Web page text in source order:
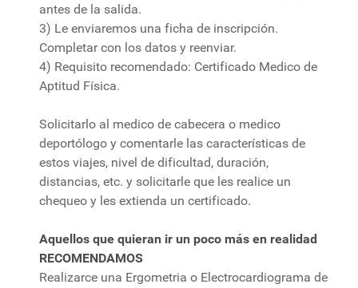
antes de la salida.
3) Le enviaremos una ficha de inscripción.
Completar con los datos y reenviar.
4) Requisito recomendado: Certificado Medico de
Aptitud Física.
Solicitarlo al medico de cabecera o medico
deportólogo y comentarle las características de
estos viajes, nivel de dificultad, duración,
distancias, etc. y solicitarle que les realice un
chequeo y les extienda un certificado.
Aquellos que quieran ir un poco más en realidad
RECOMENDAMOS
Realizarce una Ergometria o Electrocardiograma de